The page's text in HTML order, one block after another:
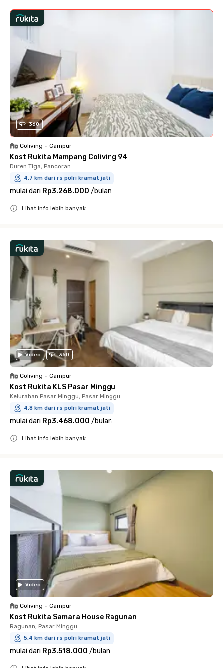
360
Coliving • Campur
Kost Rukita Mampang Coliving 94
Duren Tiga, Pancoran
4.7 km dari rs polri kramat jati
mulai dari Rp3.268.000 /bulan
Lihat info lebih banyak
Video 360
Coliving • Campur
Kost Rukita KLS Pasar Minggu
Kelurahan Pasar Minggu, Pasar Minggu
4.8 km dari rs polri kramat jati
mulai dari Rp3.468.000 /bulan
Lihat info lebih banyak
Video
Coliving • Campur
Kost Rukita Samara House Ragunan
Ragunan, Pasar Minggu
5.4 km dari rs polri kramat jati
mulai dari Rp3.518.000 /bulan